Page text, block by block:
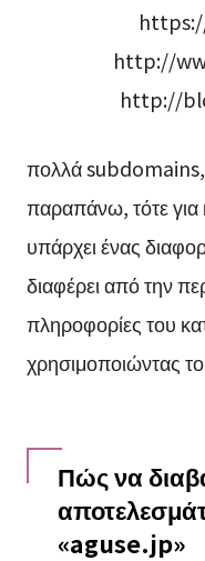
http://
http://
πολλά
παραπάνω, τότε
υπάρχει ένας
διαφέρει από την
πληροφορίες του
χρησιμοποιώντας
Πώς να
«aguse.jp»